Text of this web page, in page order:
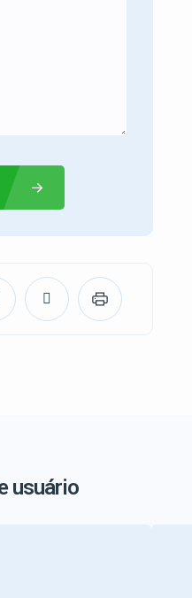
usuário